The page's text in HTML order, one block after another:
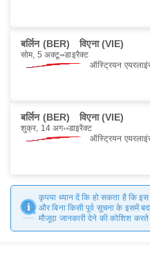
बर्लिन (BER) विएना (VIE)
सोम, 5 अक्टू॰ डाइरैक्ट
ऑस्ट्रियन
बर्लिन (BER) विएना (VIE)
शुक्र, 14 अग॰ डाइरैक्ट
ऑस्ट्रियन
कृपया ध्यान दें कि हो सकता है कि
और बिना किसी पूर्व सूचना के इसमें
मौजूदा जानकारी देने की कोशिश